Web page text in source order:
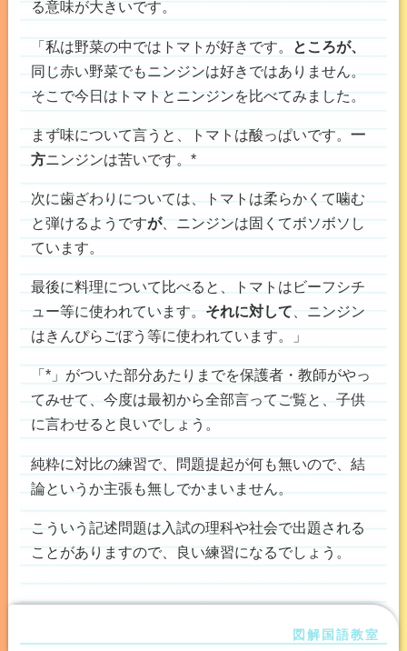
る意味が大きいです。
「私は野菜の中ではトマトが好きです。
ところが、
同じ赤い野菜でもニンジンは好きではありません。
そこで今日はトマトとニンジンを比べてみました。
まず味について言うと、トマトは酸っぱいです。 一
方ニンジンは苦いです。*
次に歯ざわりについては、トマトは柔らかくて噛む
と弾けるようですが、ニンジンは固くてボソボソし
ています。
最後に料理について比べると、トマトはビーフシチ
ュー等に使われています。 それに対して 、ニンジン
はきんぴらごぼう等に使われています。」
「*」がついた部分あたりまでを保護者・教師がやっ
てみせて、今度は最初から全部言ってご覧と、子供
に言わせると良いでしょう。
純粋に対比の練習で、問題提起が何も無いので、結
論というか主張も無しでかまいません。
こういう記述問題は入試の理科や社会で出題される
ことがありますので、良い練習になるでしょう。